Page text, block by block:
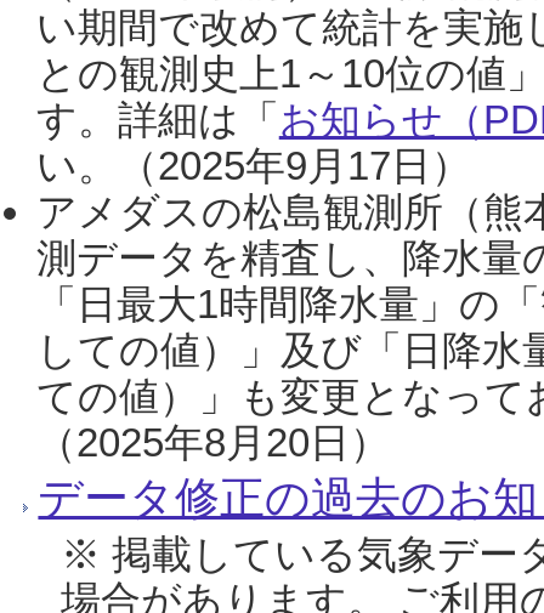
い期間で改めて統計を実
との観測史上1～10位の値
す。詳細は「 お知らせ（
い。（2025年9月17日）
アメダスの松島観測所（熊
測データを精査し、降水
「日最大1時間降水量」の
しての値）」及び「日降
ての値）」も変更となっ
（2025年8月20日）
データ修正の過去のお
※ 掲載している気象デー
場合があります。 ご利用